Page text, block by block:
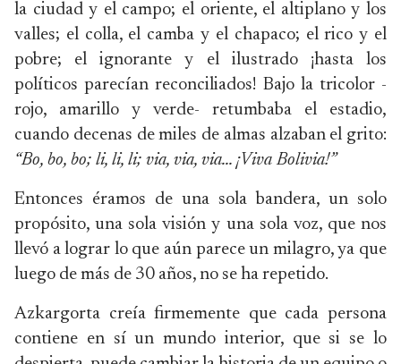
la ciudad y el campo; el oriente, el altiplano y los
valles; el colla, el camba y el chapaco; el rico y el
pobre; el ignorante y el ilustrado ¡hasta los
políticos parecían reconciliados! Bajo la tricolor -
rojo, amarillo y verde- retumbaba el estadio,
cuando decenas de miles de almas alzaban el grito:
“Bo, bo, bo; li, li, li; via, via, via… ¡Viva Bolivia!”
Entonces éramos de una sola bandera, un solo
propósito, una sola visión y una sola voz, que nos
llevó a lograr lo que aún parece un milagro, ya que
luego de más de 30 años, no se ha repetido.
Azkargorta creía firmemente que cada persona
contiene en sí un mundo interior, que si se lo